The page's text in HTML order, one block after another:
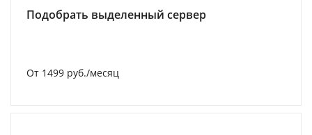
Подобрать выделенный сервер
От 1499 руб./месяц